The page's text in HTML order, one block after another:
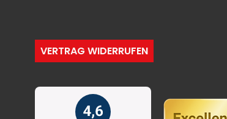
VERTRAG WIDERRUFEN